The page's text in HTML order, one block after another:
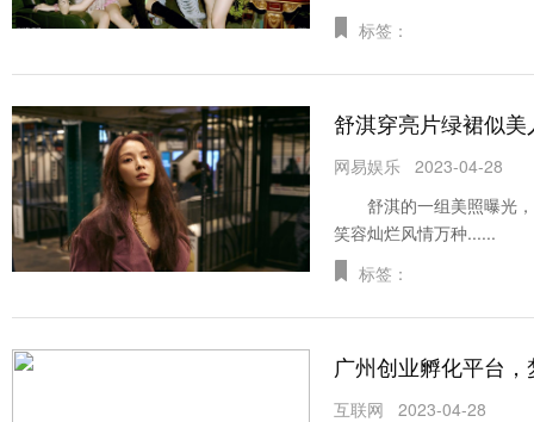
标签：
舒淇穿亮片绿裙似
网易娱乐
2023-04-28
舒淇的一组美照曝光，
笑容灿烂风情万种......
标签：
广州创业孵化平台
互联网
2023-04-28